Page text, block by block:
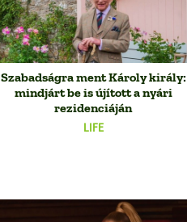
LIFE
Szabadságra ment Károly király:
mindjárt be is újított a nyári
rezidenciáján